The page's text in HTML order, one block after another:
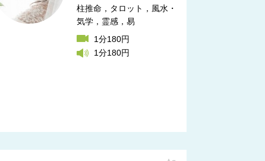
柱推命，タロット，風水・
気学，霊感，易
1分180円
1分180円